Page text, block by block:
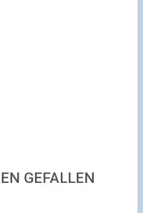
GEFALLEN